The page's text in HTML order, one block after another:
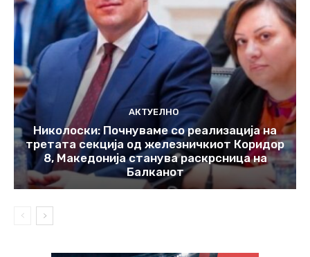
АКТУЕЛНО
Николоски: Почнуваме со реализација на
третата секција од железничкиот Коридор
8, Македонија станува раскрсница на
Балканот